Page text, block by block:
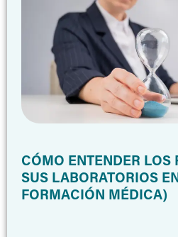
CÓMO ENTENDER LOS
SUS LABORATORIOS
FORMACIÓN MÉDICA)